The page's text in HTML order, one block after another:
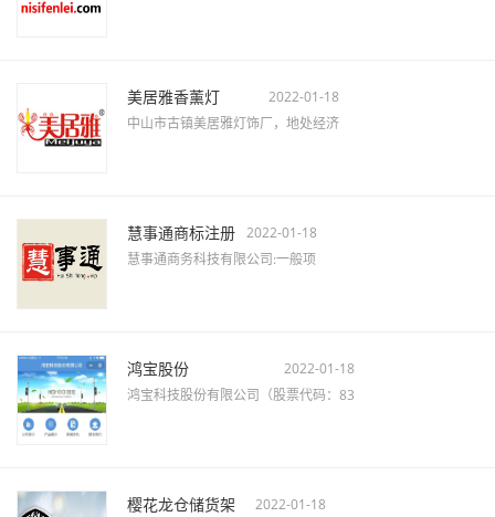
美居雅香薰灯
2022-01-18
中山市古镇美居雅灯饰厂，地处经济
慧事通商标注册 2022-01-18
慧事通商务科技有限公司:一般项
鸿宝股份
2022-01-18
鸿宝科技股份有限公司（股票代码：83
樱花龙仓储货架
2022-01-18